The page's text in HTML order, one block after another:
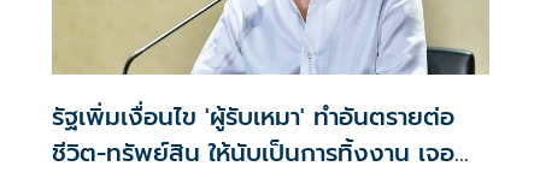
รัฐเพิ่มเงื่อนไข 'ผู้รับเหมา' ทำอันตรายต่อ
ชีวิต-ทรัพย์สิน ให้นับเป็นการทิ้งงาน เจอ